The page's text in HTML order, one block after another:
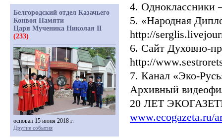
4. Одноклассники
5. «Народная
http://
6. Сайт Духовно-
http://
7. Канал «Эко-
Архивный
20 ЛЕТ
www.ecogazeta.ru/
Белгородский отдел Казачьего
Конвоя Памяти
Царя Мученика Николая II
(233)
основан 15 июня 2018 г.
Другие события